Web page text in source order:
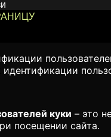
куки – это
посещении сайта.